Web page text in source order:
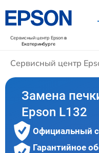
Сервисный центр Epsonв
Екатеринбурге
Сервисный центр
Замена
Epson L132
Официальный
Гарантийное